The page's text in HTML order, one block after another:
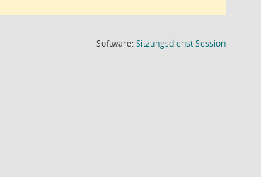
Software:SitzungsdienstSession(Wird in